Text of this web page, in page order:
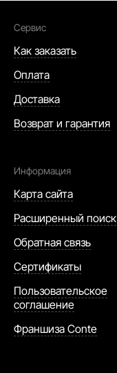
Сервис
Как заказать
Оплата
Доставка
Возврат и гарантия
Информация
Карта сайта
Расширенный поиск
Обратная связь
Сертификаты
Пользовательское
соглашение
Франшиза Conte